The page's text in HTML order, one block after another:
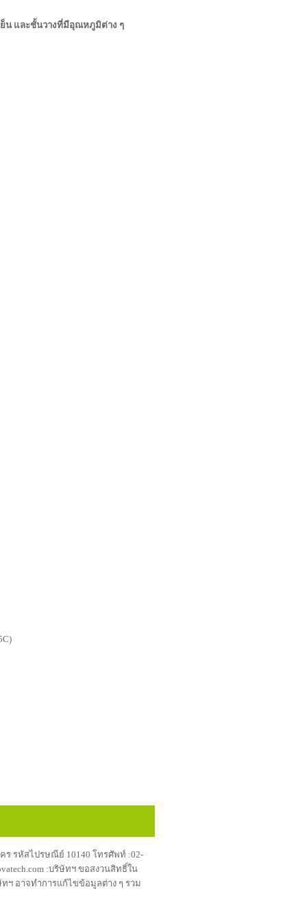
น และชั้นวางที่มีอุณหภูมิต่าง ๆ
ร รหัสไปรษณีย์ 10140 โทรศัพท์ :02-
:บริษัทฯ ขอสงวนสิทธิ์ใน
ฯ อาจทำการแก้ไขข้อมูลต่าง ๆ รวม